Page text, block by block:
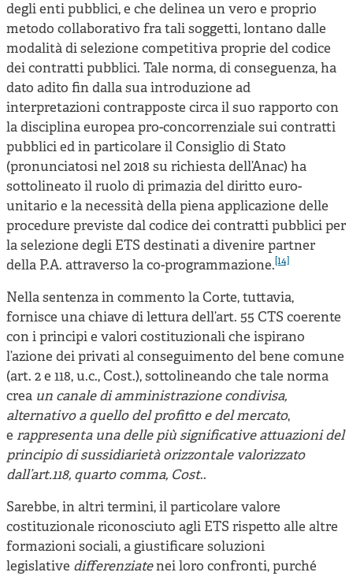
degli enti pubblici, e che delinea un vero e proprio
metodo collaborativo fra tali soggetti, lontano dalle
modalità di selezione competitiva proprie del codice
dei contratti pubblici. Tale norma, di conseguenza, ha
dato adito fin dalla sua introduzione ad
interpretazioni contrapposte circa il suo rapporto con
la disciplina europea pro-concorrenziale sui contratti
pubblici ed in particolare il Consiglio di Stato
(pronunciatosi nel 2018 su richiesta dell’Anac) ha
sottolineato il ruolo di primazia del diritto euro-
unitario e la necessità della piena applicazione delle
procedure previste dal codice dei contratti pubblici per
la selezione degli ETS destinati a divenire partner
della P.A. attraverso la co-programmazione.[14]
Nella sentenza in commento la Corte, tuttavia,
fornisce una chiave di lettura dell’art. 55 CTS coerente
con i principi e valori costituzionali che ispirano
l’azione dei privati al conseguimento del bene comune
(art. 2 e 118, u.c., Cost.), sottolineando che tale norma
crea un canale di amministrazione condivisa,
alternativo a quello del profitto e del mercato,
e rappresenta una delle più significative attuazioni del
principio di sussidiarietà orizzontale valorizzato
dall’art.118, quarto comma, Cost..
Sarebbe, in altri termini, il particolare valore
costituzionale riconosciuto agli ETS rispetto alle altre
formazioni sociali, a giustificare soluzioni
legislative differenziatenei loro confronti, purché